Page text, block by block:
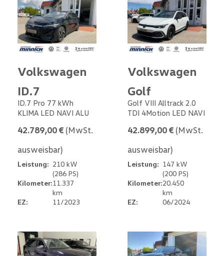
Volkswagen
ID.7
ID.7 Pro 77 kWh
KLIMA LED NAVI ALU
42.789,00 € (MwSt.
ausweisbar)
Leistung: 210 kW
(286 PS)
Kilometer:11.337
km
EZ:
11/2023
Volkswagen
Golf
Golf VIII Alltrack 2.0
TDI 4Motion LED NAVI
42.899,00 € (MwSt.
ausweisbar)
Leistung: 147 kW
(200 PS)
Kilometer:20.450
km
EZ:
06/2024